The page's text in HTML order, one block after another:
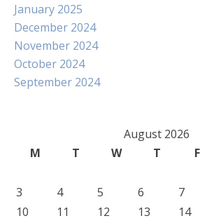
January 2025
December 2024
November 2024
October 2024
September 2024
August 2026
M
T W T F
3
4 5 6 7
10
11 12 13 14